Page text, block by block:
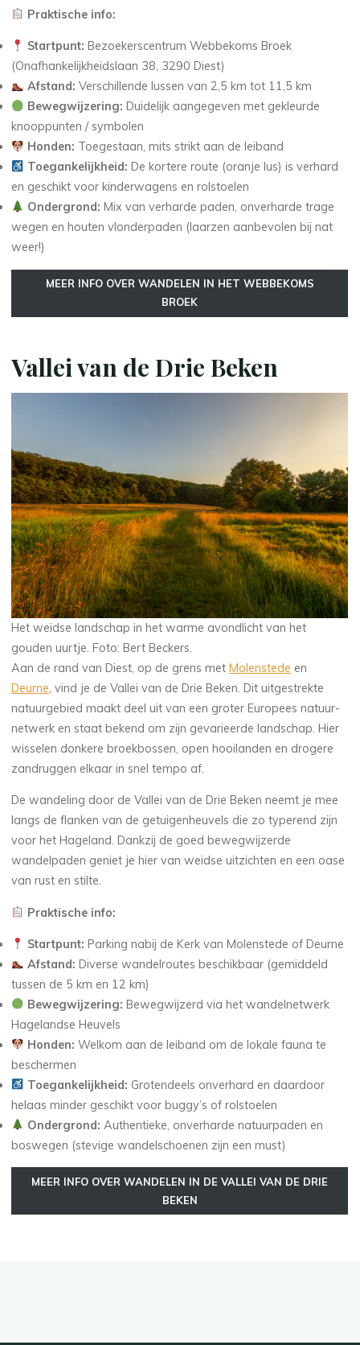
Praktische info:
Startpunt: Bezoekerscentrum Webbekoms Broek
(Onafhankelijkheidslaan 38, 3290 Diest)
Afstand: Verschillende lussen van 2,5 km tot 11,5 km
Bewegwijzering: Duidelijk aangegeven met gekleurde
knooppunten / symbolen
Honden: Toegestaan, mits strikt aan de leiband
Toegankelijkheid: De kortere route (oranje lus) is verhard
en geschikt voor kinderwagens en rolstoelen
Ondergrond: Mix van verharde paden, onverharde trage
wegen en houten vlonderpaden (laarzen aanbevolen bij nat
weer!)
MEER INFO OVER WANDELEN IN HET WEBBEKOMS
BROEK
Vallei van de Drie Beken
Het weidse landschap in het warme avondlicht van het
gouden uurtje. Foto: Bert Beckers.
Aan de rand van Diest, op de grens metMolenstede en
Deurne, vind je de Vallei van de Drie Beken. Dit uitgestrekte
natuurgebied maakt deel uit van een groter Europees natuur-
netwerk en staat bekend om zijn gevarieerde landschap. Hier
wisselen donkere broekbossen, open hooilanden en drogere
zandruggen elkaar in snel tempo af.
De wandeling door de Vallei van de Drie Beken neemt je mee
langs de flanken van de getuigenheuvels die zo typerend zijn
voor het Hageland. Dankzij de goed bewegwijzerde
wandelpaden geniet je hier van weidse uitzichten en een oase
van rust en stilte.
Praktische info:
Startpunt: Parking nabij de Kerk van Molenstede of Deurne
Afstand: Diverse wandelroutes beschikbaar (gemiddeld
tussen de 5 km en 12 km)
Bewegwijzering: Bewegwijzerd via het wandelnetwerk
Hagelandse Heuvels
Honden: Welkom aan de leiband om de lokale fauna te
beschermen
Toegankelijkheid: Grotendeels onverhard en daardoor
helaas minder geschikt voor buggy’s of rolstoelen
Ondergrond: Authentieke, onverharde natuurpaden en
boswegen (stevige wandelschoenen zijn een must)
MEER INFO OVER WANDELEN IN DE VALLEI VAN DE DRIE
BEKEN